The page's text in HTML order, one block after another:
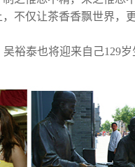
不仅让茶香香飘世界，
裕泰也将迎来自己129